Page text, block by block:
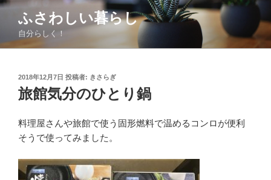
コ
ン
ふさわしい暮らし
自分らしく！
投
稿
日:
2018年12月7日 投稿者: きさらぎ
旅館気分のひとり鍋
料理屋さんや旅館で使う固形燃料で温めるコンロが便利
そうで使ってみました。